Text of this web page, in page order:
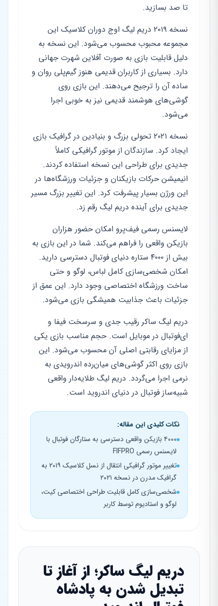
تا صد بسازید.
نسخه ۲۰۱۹ دریم لیگ اوج دوران کلاسیک این
مجموعه محبوب محسوب می‌شود. این نسخه به
دلیل قابلیت بازی به صورت آفلاین شهرت جهانی
دارد. بسیاری از کاربران قدیمی هنوز گیم‌پلی روان و
ساده آن را ترجیح می‌دهند. این بازی روی
گوشی‌های هوشمند قدیمی نیز به خوبی اجرا
می‌شود.
نسخه ۲۰۲۱ تحولی بزرگ و بنیادین در گرافیک بازی
ایجاد کرد. سازندگان از موتور گرافیکی کاملاً
جدیدی برای طراحی این نسخه استفاده کردند.
انیمیشن حرکات بازیکنان و جزئیات ورزشگاه‌ها در
این ورژن بسیار پیشرفت کرد. این تغییر بزرگ مسیر
جدیدی برای آینده دریم لیگ رقم زد.
لایسنس رسمی فیف‌پرو امکان حضور هزاران
بازیکن واقعی را فراهم می‌کند. شما در این بازی به
بیش از ۴۰۰۰ ستاره دنیای فوتبال دسترسی دارید.
امکان شخصی‌سازی کامل لباس، لوگو و حتی
ساخت ورزشگاه اختصاصی وجود دارد. این عمق از
جزئیات باعث جذابیت همیشگی بازی می‌شود.
دریم لیگ ساکر رقیب جدی و سرسخت فیفا و
ای‌فوتبال در موبایل است. حجم مناسب بازی یکی
از مزایای رقابتی اصلی آن محسوب می‌شود. این
بازی روی اکثر گوشی‌های میان‌رده اندرویدی به
نرمی اجرا می‌گردد. دریم لیگ طلایه‌دار واقعی
شبیه‌ساز فوتبال در دنیای اندروید است.
نکات کلیدی این مقاله:
۴۰۰۰ بازیکن واقعی دسترسی به ستارگان فوتبال با
لایسنس رسمی FIFPRO
تغییر موتور گرافیکی انتقال از نسل کلاسیک ۲۰۱۹ به
گرافیک مدرن در نسخه ۲۰۲۱
شخصی‌سازی کامل قابلیت طراحی اختصاصی کیت،
لوگو و استادیوم توسط کاربر
دریم لیگ ساکر؛ از آغاز تا
تبدیل شدن به پادشاه